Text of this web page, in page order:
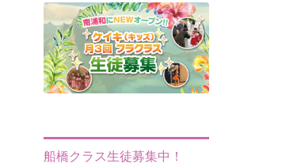
船橋クラス生徒募集中！